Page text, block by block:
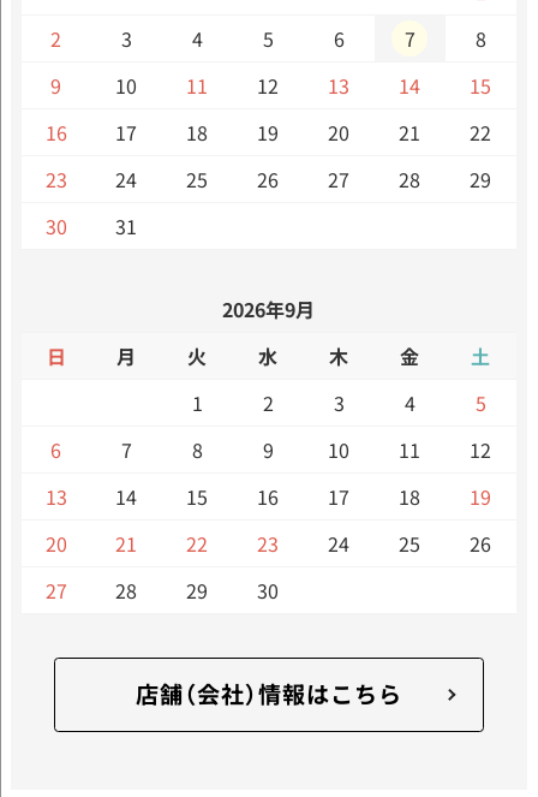
2
3 4 5 6 7
8
9
10 11 12 13 14
15
16
17 18 19 20 21
22
23
24 25 26 27 28
29
30
31
2026年9月
日
月 火 水 木 金
土
1
2 3 4
5
6
7 8 9 10 11
12
13
14 15 16 17 18
19
20
21 22 23 24 25
26
27
28 29 30
店舗（会社）情報はこちら